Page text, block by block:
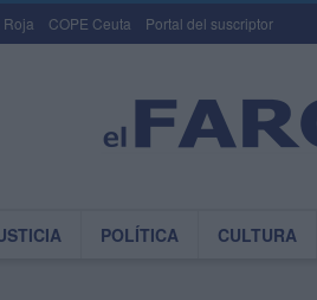
Roja COPE Ceuta Portal del suscriptor
POLÍTICA CULTURA